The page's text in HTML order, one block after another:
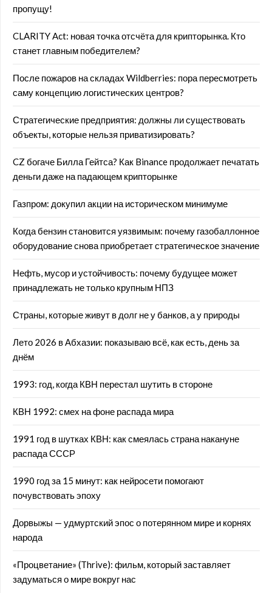
пропущу!
CLARITY Act: новая точка отсчёта для крипторынка. Кто
станет главным победителем?
После пожаров на складах Wildberries: пора пересмотреть
саму концепцию логистических центров?
Стратегические предприятия: должны ли существовать
объекты, которые нельзя приватизировать?
CZ богаче Билла Гейтса? Как Binance продолжает печатать
деньги даже на падающем крипторынке
Газпром: докупил акции на историческом минимуме
Когда бензин становится уязвимым: почему газобаллонное
оборудование снова приобретает стратегическое значение
Нефть, мусор и устойчивость: почему будущее может
принадлежать не только крупным НПЗ
Страны, которые живут в долг не у банков, а у природы
Лето 2026 в Абхазии: показываю всё, как есть, день за
днём
1993: год, когда КВН перестал шутить в стороне
КВН 1992: смех на фоне распада мира
1991 год в шутках КВН: как смеялась страна накануне
распада СССР
1990 год за 15 минут: как нейросети помогают
почувствовать эпоху
Дорвыжы — удмуртский эпос о потерянном мире и корнях
народа
«Процветание» (Thrive): фильм, который заставляет
задуматься о мире вокруг нас